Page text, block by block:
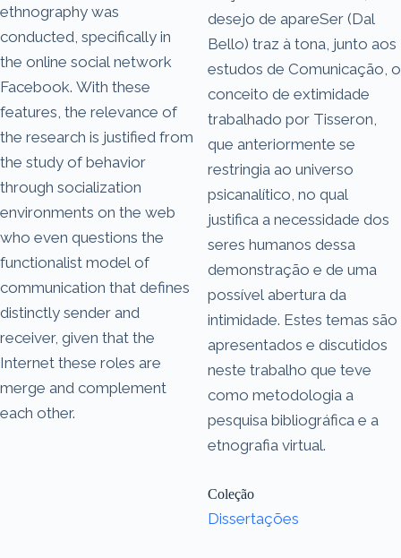
ethnography was
conducted, specifically in
the online social network
Facebook. With these
features, the relevance of
the research is justified from
the study of behavior
through socialization
environments on the web
who even questions the
functionalist model of
communication that defines
distinctly sender and
receiver, given that the
Internet these roles are
merge and complement
each other.
desejo de apareSer (Dal
Bello) traz à tona, junto aos
estudos de Comunicação, o
conceito de extimidade
trabalhado por Tisseron,
que anteriormente se
restringia ao universo
psicanalítico, no qual
justifica a necessidade dos
seres humanos dessa
demonstração e de uma
possível abertura da
intimidade. Estes temas são
apresentados e discutidos
neste trabalho que teve
como metodologia a
pesquisa bibliográfica e a
etnografia virtual.
Coleção
Dissertações